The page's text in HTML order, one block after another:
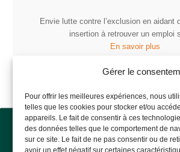
Gérer le
Pour offrir les meilleures expériences, nous
telles que les cookies pour stocker et/ou
appareils. Le fait de consentir à ces
des données telles que le comportement de
sur ce site. Le fait de ne pas consentir ou de
avoir un effet négatif sur certaines
Envie lutte contre l’exclusion en aidant
insertion à retrouver un emploi
En savoir plus
Envie Haute Alsace
58 avenue de Belgique